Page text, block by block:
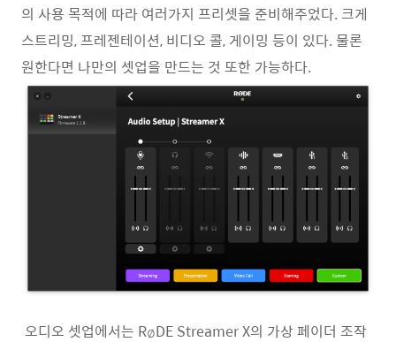
의 사용 목적에 따라 여러가지 프리셋을 준비해주었다. 크게
스트리밍, 프레젠테이션, 비디오 콜, 게이밍 등이 있다. 물론
원한다면 나만의 셋업을 만드는 것 또한 가능하다.
오디오 셋업에서는 RøDE Streamer X의 가상 페이더 조작